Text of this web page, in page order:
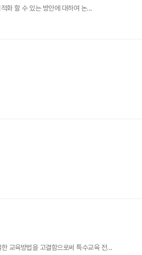
화 할 수 있는 방안에 대하여 논...
교육방법을 고결함으로써 특수교육 전...